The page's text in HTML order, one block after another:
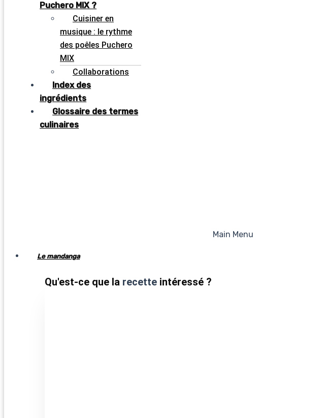
Puchero MIX ?
Cuisiner en
musique : le rythme
des poêles Puchero
MIX
Collaborations
Index des
ingrédients
Glossaire des termes
culinaires
Main Menu
Le mandanga
Qu'est-ce que la recette intéressé ?